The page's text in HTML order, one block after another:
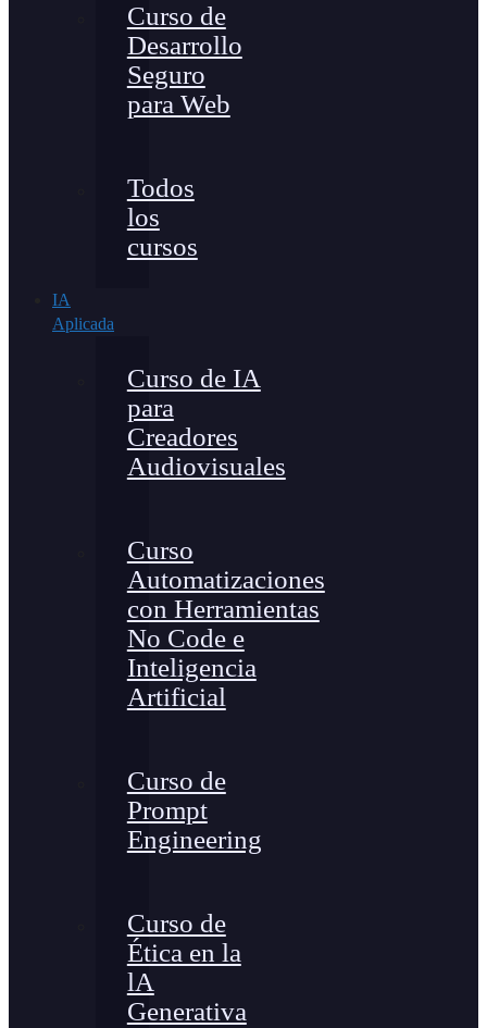
Curso de
Desarrollo
Seguro
para Web
Todos
los
cursos
IA
Aplicada
Curso de IA
para
Creadores
Audiovisuales
Curso
Automatizaciones
con Herramientas
No Code e
Inteligencia
Artificial
Curso de
Prompt
Engineering
Curso de
Ética en la
lA
Generativa